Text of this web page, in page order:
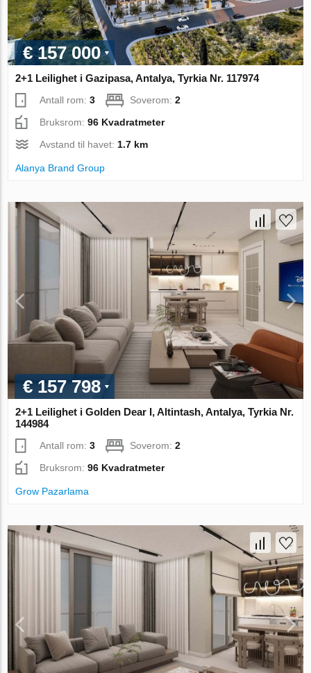
€ 157 000
2+1 Leilighet i Gazipasa, Antalya, Tyrkia Nr. 117974
Antall rom:3 Soverom:2
Bruksrom:96 Kvadratmeter
Avstand til havet:1.7 km
Alanya Brand Group
€ 157 798
2+1 Leilighet i Golden Dear I, Altintash, Antalya, Tyrkia Nr.
144984
Antall rom:3 Soverom:2
Bruksrom:96 Kvadratmeter
Grow Pazarlama